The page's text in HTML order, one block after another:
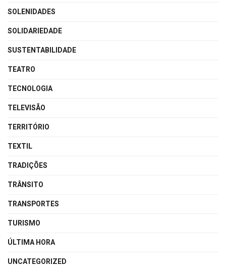
SOLENIDADES
SOLIDARIEDADE
SUSTENTABILIDADE
TEATRO
TECNOLOGIA
TELEVISÃO
TERRITÓRIO
TEXTIL
TRADIÇÕES
TRÂNSITO
TRANSPORTES
TURISMO
ÚLTIMA HORA
UNCATEGORIZED